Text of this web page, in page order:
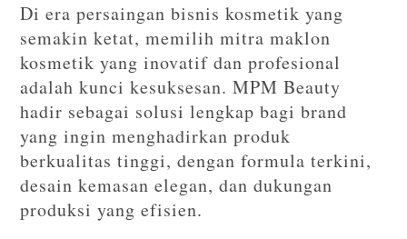
Di era persaingan bisnis kosmetik yang
semakin ketat, memilih mitra maklon
kosmetik yang inovatif dan profesional
adalah kunci kesuksesan. MPM Beauty
hadir sebagai solusi lengkap bagi brand
yang ingin menghadirkan produk
berkualitas tinggi, dengan formula terkini,
desain kemasan elegan, dan dukungan
produksi yang efisien.